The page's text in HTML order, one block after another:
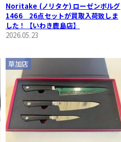
Noritake (ノリタケ) ローゼンボルグ
1466 26点セットが買取入荷致しま
した！【いわき鹿島店】
2026.05.23
草加店